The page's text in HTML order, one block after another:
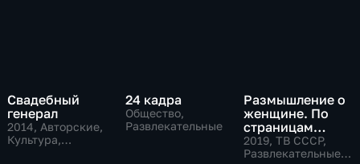
Свадебный
генерал
2014, Авторские,
Культура,
24 кадра
Общество,
Развлекательные
Размышление о
женщине. По
страницам
советского
телевидения
2019, ТВ СССР,
Развлекательные,